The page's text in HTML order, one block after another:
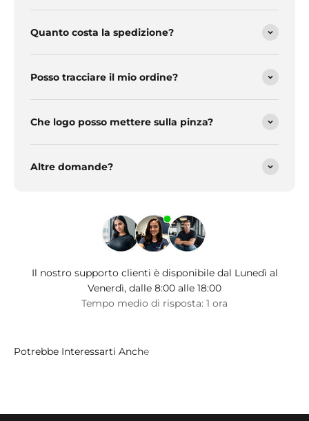
Quanto costa la spedizione?
Posso tracciare il mio ordine?
Che logo posso mettere sulla pinza?
Altre domande?
Il nostro supporto clienti è disponibile dal Lunedì al
Venerdì, dalle 8:00 alle 18:00
Tempo medio di risposta: 1 ora